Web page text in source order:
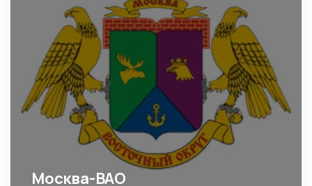
Москва-ВАО